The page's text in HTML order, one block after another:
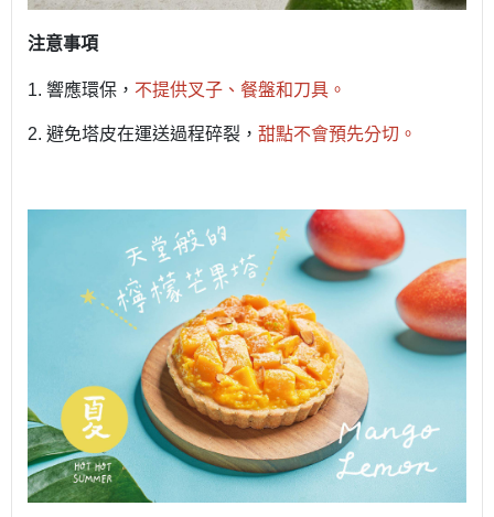
注意事項
1. 響應環保， 不提供叉子、餐盤和刀具。
2. 避免塔皮在運送過程碎裂， 甜點不會預先分切。